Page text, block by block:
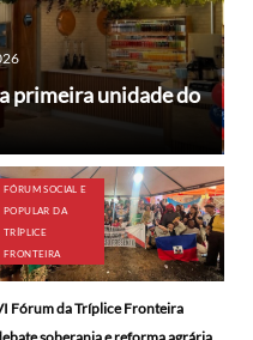
primeira unidade do
FÓRUM SOCIAL E
POPULAR DA
TRÍPLICE
FRONTEIRA
Fórum da Tríplice Fronteira